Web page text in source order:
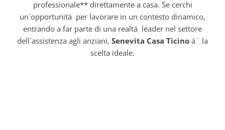
professionale** direttamente a casa. Se cerchi
un`opportunitá per lavorare in un contesto dinamico,
entrando a far parte di una realtá leader nel settore
dell`assistenza agli anziani, Senevita Casa Ticino á¨ la
scelta ideale.